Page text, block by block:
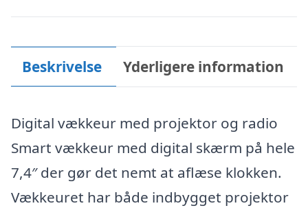
Beskrivelse Yderligere information
Digital vækkeur med projektor og radio
Smart vækkeur med digital skærm på hele
7,4″ der gør det nemt at aflæse klokken.
Vækkeuret har både indbygget projektor